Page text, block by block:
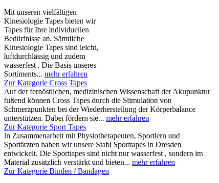
Mit unseren vielfältigen
Kinesiologie Tapes bieten wir
Tapes für Ihre individuellen
Bedürfnisse an. Sämtliche
Kinesiologie Tapes sind leicht,
luftdurchlässig und zudem
wasserfest . Die Basis unseres
Sortiments... mehr erfahren
Zur Kategorie Cross Tapes
Auf der fernöstlichen, medizinischen Wissenschaft der Akupunktur
fußend können Cross Tapes durch die Stimulation von
Schmerzpunkten bei der Wiederherstellung der Körperbalance
unterstützen. Dabei fördern sie... mehr erfahren
Zur Kategorie Sport Tapes
In Zusammenarbeit mit Physiotherapeuten, Sportlern und
Sportärzten haben wir unsere Stabi Sporttapes in Dresden
entwickelt. Die Sporttapes sind nicht nur wasserfest , sondern im
Material zusätzlich verstärkt und bieten... mehr erfahren
Zur Kategorie Binden / Bandagen